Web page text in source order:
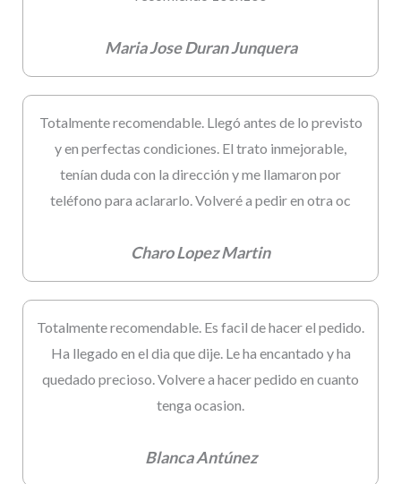
Maria Jose Duran Junquera
Totalmente recomendable. Llegó antes de lo previsto
y en perfectas condiciones. El trato inmejorable,
tenían duda con la dirección y me llamaron por
teléfono para aclararlo. Volveré a pedir en otra oc
Charo Lopez Martin
Totalmente recomendable. Es facil de hacer el pedido.
Ha llegado en el dia que dije. Le ha encantado y ha
quedado precioso. Volvere a hacer pedido en cuanto
tenga ocasion.
Blanca Antúnez